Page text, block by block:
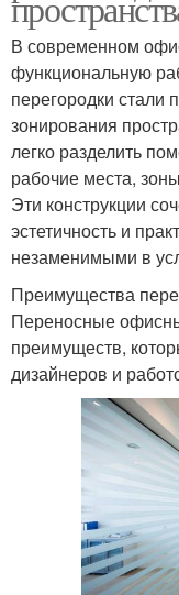
В современном
функциональную
перегородки
зонирования
легко разделить
рабочие места,
Эти конструкции
эстетичность и
незаменимыми в
Преимущества
Переносные
преимуществ,
дизайнеров и